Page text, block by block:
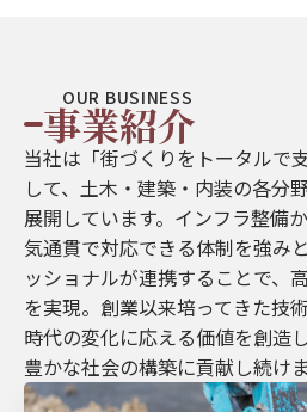
OUR BUSINESS
事業紹介
当社は「街づくりをトータルで
して、土木・建築・内装の各分
展開しています。インフラ整備
気通貫で対応できる体制を強み
ッショナルが連携することで、
を実現。創業以来培ってきた技
時代の変化に応える価値を創造
豊かな社会の構築に貢献し続けま